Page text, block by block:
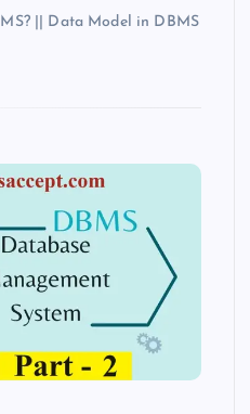
|| Data Model in DBMS